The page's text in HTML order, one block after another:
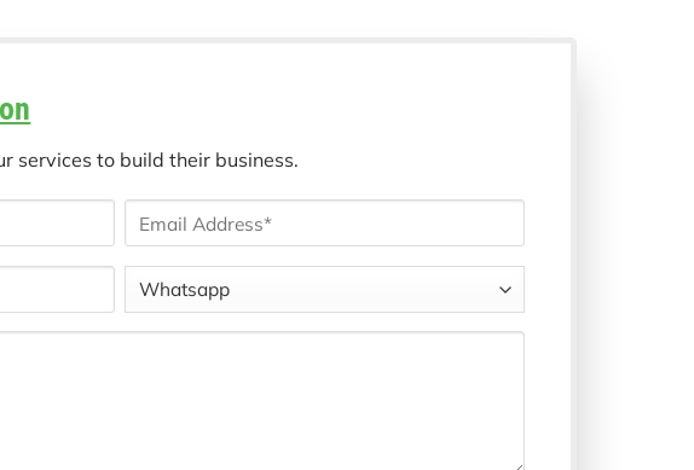
services to build their business.